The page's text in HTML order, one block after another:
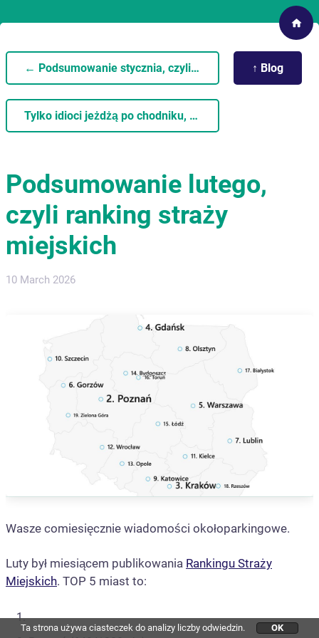
← Podsumowanie stycznia, czyli Ranking Straży Miejskich ↑ Blog
Tylko idioci jeżdżą po chodniku, czyli podsumowanie marca →
Podsumowanie lutego,
czyli ranking straży
miejskich
10 March 2026
Wasze comiesięcznie wiadomości okołoparkingowe.
Luty był miesiącem publikowania Rankingu Straży
Miejskich. TOP 5 miast to:
Ta strona używa ciasteczek do analizy liczby odwiedzin. OK